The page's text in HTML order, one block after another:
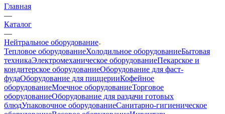
Главная
—
Каталог
—
Нейтральное оборудование
Тепловое оборудованиеХолодильное оборудованиеБытовая
техникаЭлектромеханическое оборудованиеПекарское и
кондитерское оборудованиеОборудование для фаст-
фудаОборудование для пиццерииКофейное
оборудованиеМоечное оборудованиеТорговое
оборудованиеОборудование для раздачи готовых
блюдУпаковочное оборудованиеСанитарно-гигиеническое